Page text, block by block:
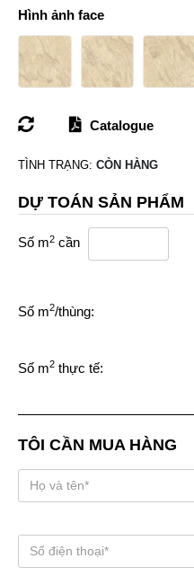
Hình ảnh face
Catalogue
TÌNH TRẠNG: CÒN HÀNG
DỰ TOÁN SẢN PHẨM
Số m2 cần
Số m2/thùng:
Số m2 thực tế:
TÔI CẦN MUA HÀNG